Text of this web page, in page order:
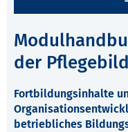
der
Fortbildungsinhalte
betriebliches